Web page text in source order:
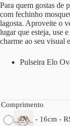
Para quem gostas de
com fechinho
lagosta. Aproveite o
lugar que esteja, use
charme ao seu visual
Pulseira Elo
Comprimento
- 16cm -